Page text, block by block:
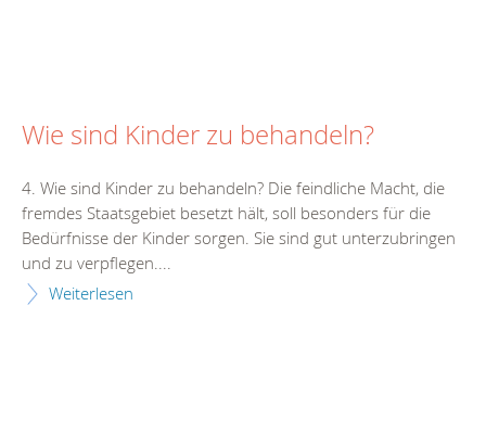
Wie sind Kinder zu behandeln?
4. Wie sind Kinder zu behandeln? Die feindliche Macht, die
fremdes Staatsgebiet besetzt hält, soll besonders für die
Bedürfnisse der Kinder sorgen. Sie sind gut unterzubringen
und zu verpflegen....
Weiterlesen